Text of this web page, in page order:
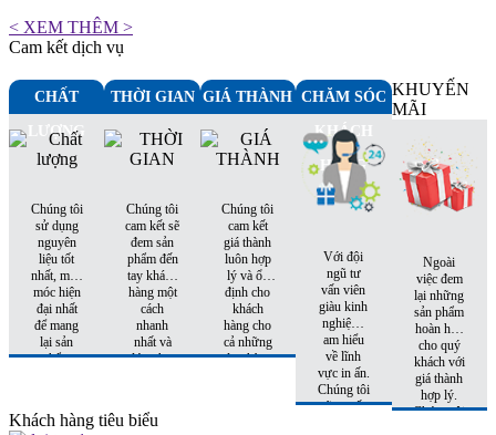
< XEM THÊM >
Cam kết dịch vụ
CHẤT
LƯỢNG
Chúng tôi
sử dụng
nguyên
liệu tốt
nhất, máy
móc hiện
đại nhất
để mang
lại sản
phẩm
hàng
THỜI GIAN
Chúng tôi
cam kết sẽ
đem sản
phẩm đến
tay khách
hàng một
cách
nhanh
nhất và
đúng hẹn
GIÁ THÀNH
Chúng tôi
cam kết
giá thành
luôn hợp
lý và ổn
định cho
khách
hàng cho
cả những
đơn hàng
CHĂM SÓC
KHÁCH
HÀNG
Với đội
ngũ tư
vấn viên
giàu kinh
nghiệm,
am hiểu
về lĩnh
vực in ấn.
Chúng tôi
sẽ tư vấn
KHUYẾN
MÃI
Ngoài
việc đem
lại những
sản phẩm
hoàn hảo
cho quý
khách với
giá thành
hợp lý.
Chúng tôi
Khách hàng tiêu biểu